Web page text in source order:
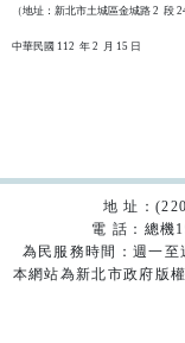
（地址：新北市土城區金城路 2  段
地 址：
電 話：總機
為民服務時間：週一
本網站為新北市政府版